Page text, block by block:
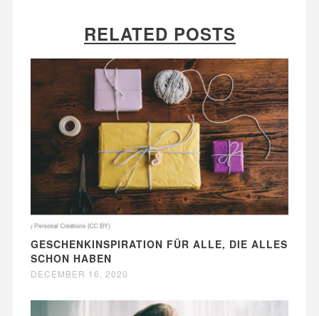
RELATED POSTS
GESCHENKINSPIRATION FÜR ALLE, DIE ALLES
SCHON HABEN
DECEMBER 16, 2020